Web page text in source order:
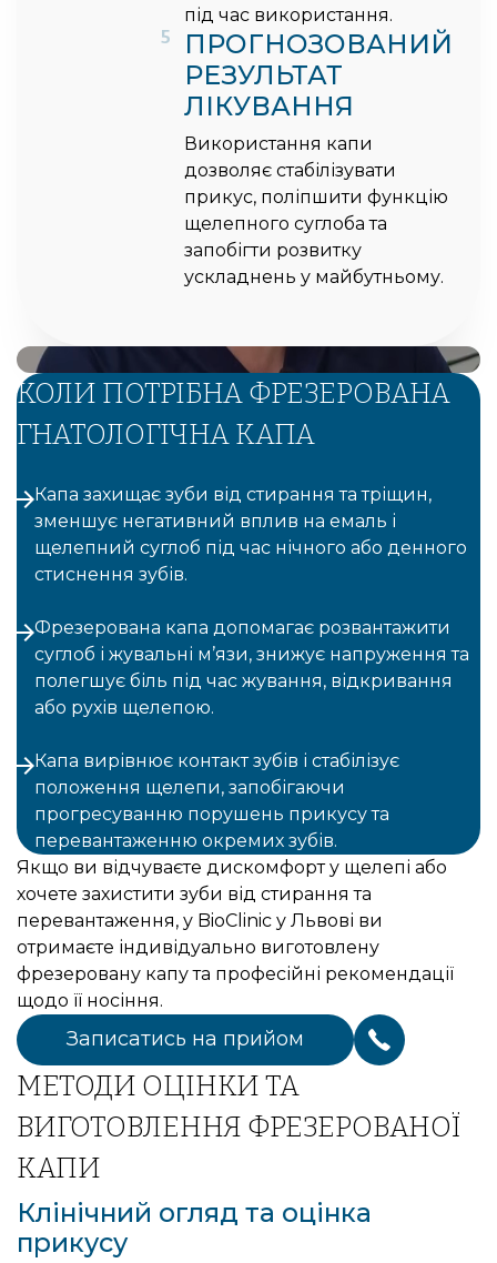
під час використання.
5
ПРОГНОЗОВАНИЙ
РЕЗУЛЬТАТ
ЛІКУВАННЯ
Використання капи
дозволяє стабілізувати
прикус, поліпшити функцію
щелепного суглоба та
запобігти розвитку
ускладнень у майбутньому.
КОЛИ ПОТРІБНА ФРЕЗЕРОВАНА
ГНАТОЛОГІЧНА КАПА
Капа захищає зуби від стирання та тріщин,
зменшує негативний вплив на емаль і
щелепний суглоб під час нічного або денного
стиснення зубів.
Фрезерована капа допомагає розвантажити
суглоб і жувальні м’язи, знижує напруження та
полегшує біль під час жування, відкривання
або рухів щелепою.
Капа вирівнює контакт зубів і стабілізує
положення щелепи, запобігаючи
прогресуванню порушень прикусу та
перевантаженню окремих зубів.
Якщо ви відчуваєте дискомфорт у щелепі або
хочете захистити зуби від стирання та
перевантаження, у BioClinic у Львові ви
отримаєте індивідуально виготовлену
фрезеровану капу та професійні рекомендації
щодо її носіння.
Записатись на прийом
МЕТОДИ ОЦІНКИ ТА
ВИГОТОВЛЕННЯ ФРЕЗЕРОВАНОЇ
КАПИ
Клінічний огляд та оцінка
прикусу